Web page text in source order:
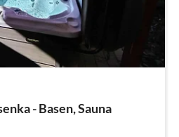
- Basen, Sauna